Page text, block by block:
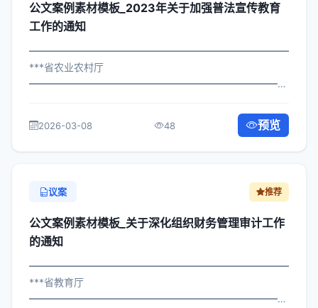
公文案例素材模板_2023年关于加强普法宣传教育
工作的通知
***省农业农村厅
属机构： 为深入贯彻落实习近平总...
2026-03-08 48 预览
议案 推荐
公文案例素材模板_关于深化组织财务管理审计工作
的通知
***省教育厅